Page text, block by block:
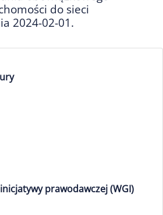
do sieci
2024-02-01.
prawodawczej (WGI)